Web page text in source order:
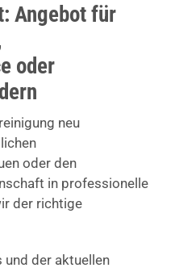
Angebot für
oder
neu
oder den
in professionelle
der richtige
und der aktuellen